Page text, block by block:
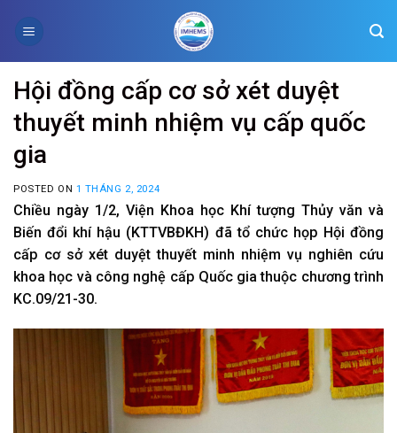
Hội đồng cấp cơ sở xét duyệt
thuyết minh nhiệm vụ cấp quốc
gia
POSTED ON 1 THÁNG 2, 2024
Chiều ngày 1/2, Viện Khoa học Khí tượng Thủy văn và
Biến đổi khí hậu (KTTVBĐKH) đã tổ chức họp Hội đồng
cấp cơ sở xét duyệt thuyết minh nhiệm vụ nghiên cứu
khoa học và công nghệ cấp Quốc gia thuộc chương trình
KC.09/21-30.